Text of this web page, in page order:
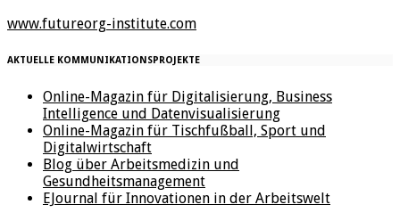
www.futureorg-institute.com
AKTUELLE KOMMUNIKATIONSPROJEKTE
Online-Magazin für Digitalisierung, Business
Intelligence und Datenvisualisierung
Online-Magazin für Tischfußball, Sport und
Digitalwirtschaft
Blog über Arbeitsmedizin und
Gesundheitsmanagement
EJournal für Innovationen in der Arbeitswelt